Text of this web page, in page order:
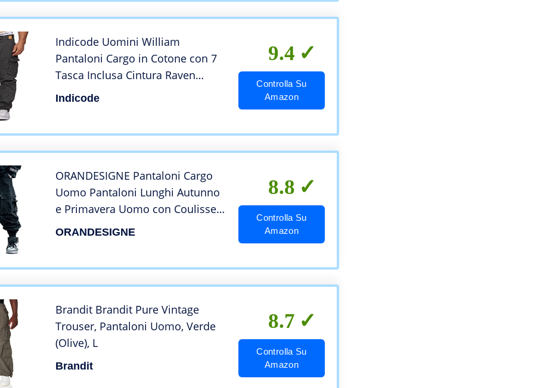
Indicode Uomini William
Pantaloni Cargo in Cotone con 7
Tasca Inclusa Cintura Raven
Medium
Indicode
9.4
Controlla Su
Amazon
ORANDESIGNE Pantaloni Cargo
Uomo Pantaloni Lunghi Autunno
e Primavera Uomo con Coulisse
Laterali Trousers della di Hip Hop
ORANDESIGNE
8.8
Controlla Su
Amazon
Brandit Brandit Pure Vintage
Trouser, Pantaloni Uomo, Verde
(Olive), L
Brandit
8.7
Controlla Su
Amazon